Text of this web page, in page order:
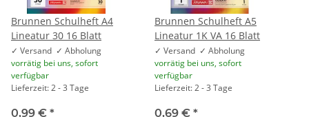
Brunnen Schulheft A4
Lineatur 30 16 Blatt
✓ Versand ✓ Abholung
vorrätig bei uns, sofort
verfügbar
Lieferzeit: 2 - 3 Tage
0,99 € *
Brunnen Schulheft A5
Lineatur 1K VA 16 Blatt
✓ Versand ✓ Abholung
vorrätig bei uns, sofort
verfügbar
Lieferzeit: 2 - 3 Tage
0,69 € *